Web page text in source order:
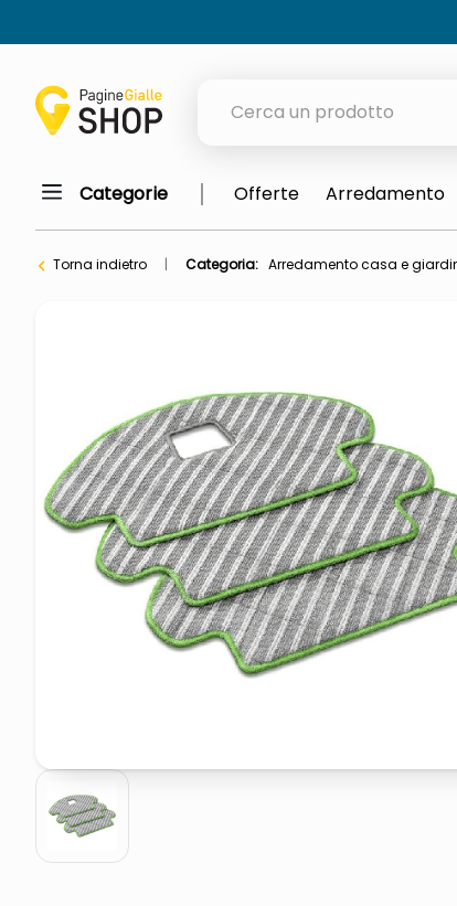
meme
italia independent occhiali
lucidatrice pavimenti
pattumiera raccolta
elenco telefonico
faro solare
Categorie Offerte Arredamento
Torna indietro Categoria: Arredamento casa e